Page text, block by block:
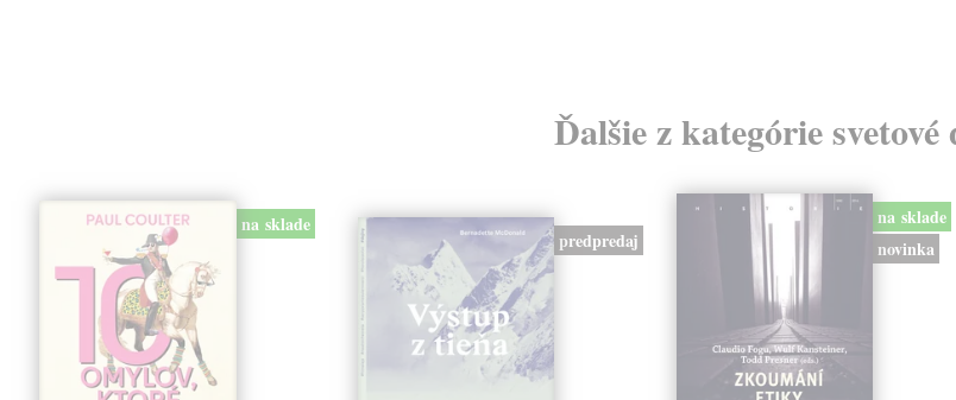
Ďalšie z kategórie
na sklade
predpredaj
na sklade
novinka